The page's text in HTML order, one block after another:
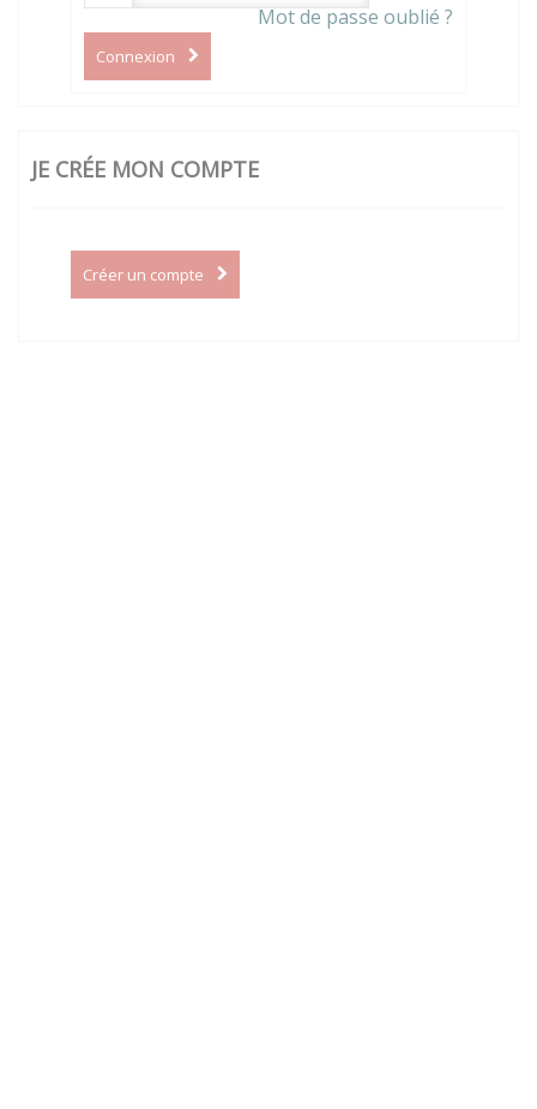
Mot de passe oublié ?
Connexion
JE CRÉE MON COMPTE
Créer un compte